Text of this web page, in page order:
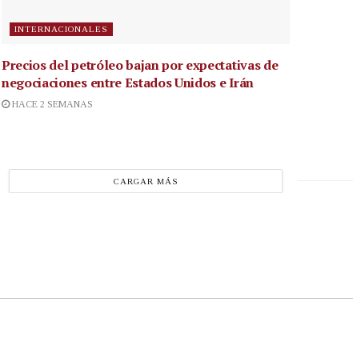
INTERNACIONALES
Precios del petróleo bajan por expectativas de
negociaciones entre Estados Unidos e Irán
HACE 2 SEMANAS
CARGAR MÁS